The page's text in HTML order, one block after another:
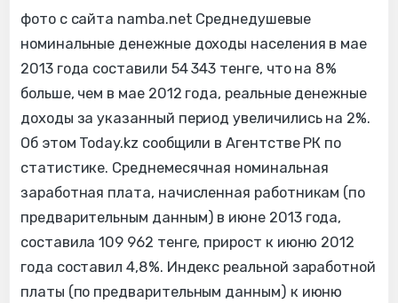
фото с сайта namba.net Среднедушевые
номинальные денежные доходы населения в мае
2013 года составили 54 343 тенге, что на 8%
больше, чем в мае 2012 года, реальные денежные
доходы за указанный период увеличились на 2%.
Об этом Today.kz сообщили в Агентстве РК по
статистике. Среднемесячная номинальная
заработная плата, начисленная работникам (по
предварительным данным) в июне 2013 года,
составила 109 962 тенге, прирост к июню 2012
года составил 4,8%. Индекс реальной заработной
платы (по предварительным данным) к июню